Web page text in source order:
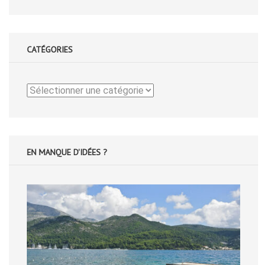
CATÉGORIES
Catégories
EN MANQUE D'IDÉES ?